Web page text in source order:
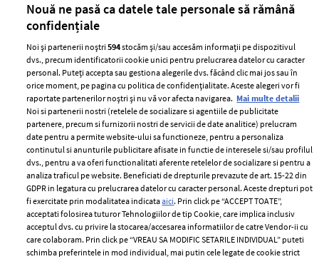
ELLE Style Awards
2024
Despre ELLE
Romania
Contact
Abonamente
Termeni si conditii
Politica de
confidențialitate
Politica de cookies
Publicitate
Nouă ne pasă ca datele tale personale să rămână
confidențiale
Noi și partenerii noștri594stocăm și/sau accesăm informații pe dispozitivul
dvs., precum identificatorii cookie unici pentru prelucrarea datelor cu caracter
personal. Puteți accepta sau gestiona alegerile dvs. făcând clic mai jos sau în
orice moment, pe pagina cu politica de confidențialitate. Aceste alegeri vor fi
raportate partenerilor noștri și nu vă vor afecta navigarea. Mai multe detalii
Noi si partenerii nostri (retelele de socializare si agentiile de publicitate
partenere, precum si furnizorii nostri de servicii de date analitice) prelucram
date pentru a permite website-ului sa functioneze, pentru a personaliza
continutul si anunturile publicitare afisate in functie de interesele si/sau profilul
dvs., pentru a va oferi functionalitati aferente retelelor de socializare si pentru a
analiza traficul pe website. Beneficiati de drepturile prevazute de art. 15-22 din
GDPR in legatura cu prelucrarea datelor cu caracter personal. Aceste drepturi pot
fi exercitate prin modalitatea indicataaici. Prin click pe “ACCEPT TOATE”,
acceptati folosirea tuturor Tehnologiilor de tip Cookie, care implica inclusiv
acceptul dvs. cu privire la stocarea/accesarea informatiilor de catre Vendor-ii cu
care colaboram. Prin click pe “VREAU SA MODIFIC SETARILE INDIVIDUAL” puteti
schimba preferintele in mod individual, mai putin cele legate de cookie strict